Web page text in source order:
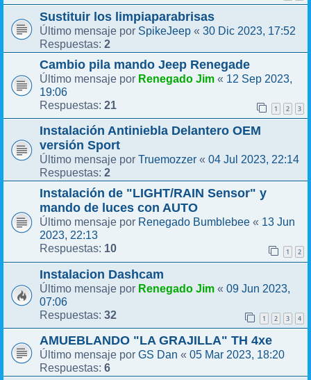
Sustituir los limpiaparabrisas
Último mensaje por SpikeJeep « 30 Dic 2023, 17:52
Respuestas: 2
Cambio pila mando Jeep Renegade
Último mensaje por Renegado Jim « 12 Sep 2023,
19:06
Respuestas: 21 1 2 3
Instalación Antiniebla Delantero OEM
versión Sport
Último mensaje por Truemozzer « 04 Jul 2023, 22:14
Respuestas: 2
Instalación de "LIGHT/RAIN Sensor" y
mando de luces con AUTO
Último mensaje por Renegado Bumblebee « 13 Jun
2023, 22:13
Respuestas: 10 1 2
Instalacion Dashcam
Último mensaje por Renegado Jim « 09 Jun 2023,
07:06
Respuestas: 32 1 2 3 4
AMUEBLANDO "LA GRAJILLA" TH 4xe
Último mensaje por GS Dan « 05 Mar 2023, 18:20
Respuestas: 6